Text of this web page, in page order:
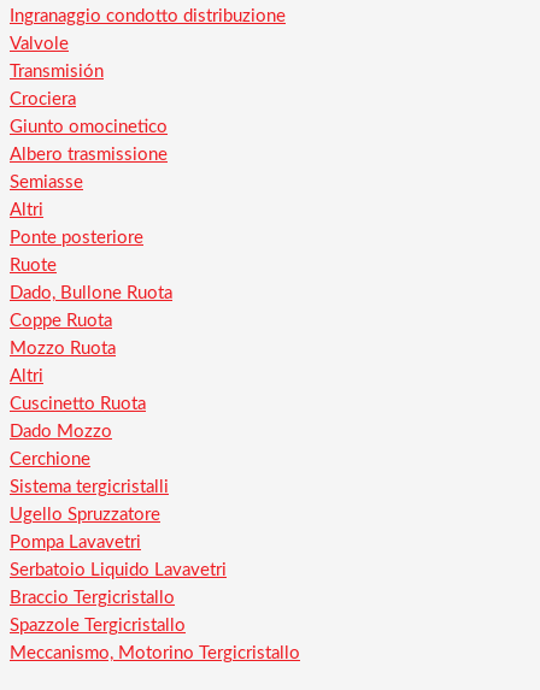
Ingranaggio condotto distribuzione
Valvole
Transmisión
Crociera
Giunto omocinetico
Albero trasmissione
Semiasse
Altri
Ponte posteriore
Ruote
Dado, Bullone Ruota
Coppe Ruota
Mozzo Ruota
Altri
Cuscinetto Ruota
Dado Mozzo
Cerchione
Sistema tergicristalli
Ugello Spruzzatore
Pompa Lavavetri
Serbatoio Liquido Lavavetri
Braccio Tergicristallo
Spazzole Tergicristallo
Meccanismo, Motorino Tergicristallo